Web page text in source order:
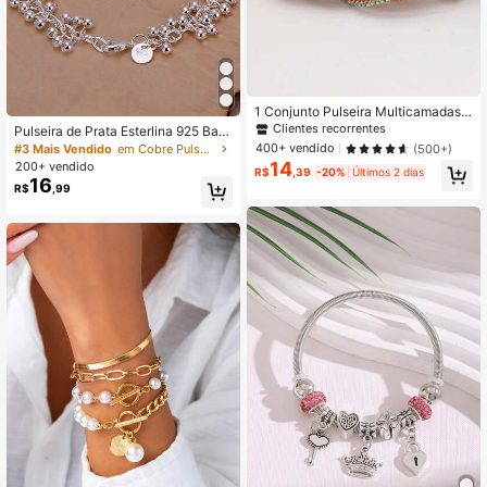
Pulseira de Prata Esterlina 925 Ban
hada a Prata, Encantos, Corrente d
e Contas, Moda, Bonita, Agradável,
Pulseira de Uvas para Mulheres, Jói
as de Casamento
#3 Mais Vendido
em Cobre Pulseiras de miçangas femininas
200+ vendido
R$16,99
1 Conjunto Pulseira Multicamadas n
as cores Café e Champanhe com D
ecorações de Contas de Strass Bril
hante, Elástica e Esticável, Adequa
do para Uso Diário e Festas
Clientes recorrentes
400+ vendido
(500+)
R$14 ,39 -20% Últimos 2 dias